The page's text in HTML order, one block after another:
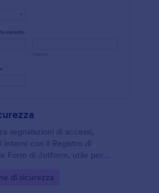
segnalazioni di accessi,
con il Registro di
Form di Jotform, utile per
dati e ogni risposta.
di sicurezza